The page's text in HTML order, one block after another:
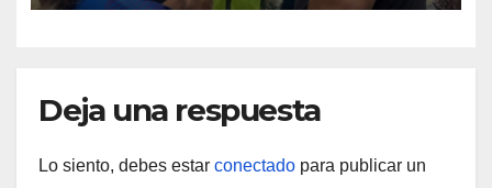
Deja una respuesta
Lo siento, debes estar conectado para publicar un